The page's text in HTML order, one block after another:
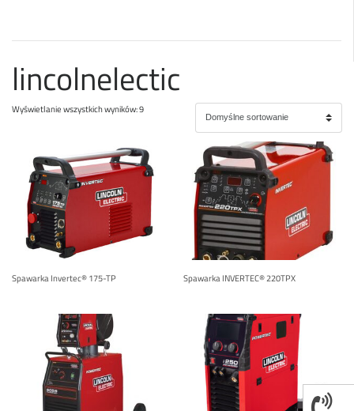
lincolnelectic
Wyświetlanie wszystkich wyników: 9
Spawarka Invertec® 175-TP Spawarka INVERTEC® 220TPX